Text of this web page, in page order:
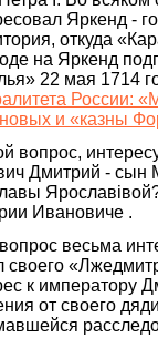
Яркенд -
откуда
на Яркенд
22 мая 1714
России:
и «казны
вопрос,
Дмитрий - сын
Ивановиче .
весьма
своего
к императору
от своего